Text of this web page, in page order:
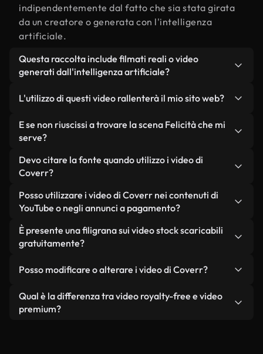
indipendentemente dal fatto che sia stata girata
da un creatore o generata con l'intelligenza
artificiale.
Questa raccolta include filmati reali o video
generati dall'intelligenza artificiale?
da filmati reali, girati da persone, relativi a
Felicità, e da video generati dall'intelligenza
artificiale. Ogni video è chiaramente etichettato,
L'utilizzo di questi video rallenterà il mio sito web?
Non se scegli le nostre versioni ottimizzate.
Offriamo formati leggeri e pronti per il web,
mantengono alta la qualità, riducono al minimo i
tempi di caricamento e migliorano parametri
come LCP.
E se non riuscissi a trovare la scena Felicità che mi
serve?
Puoi crearne uno all'istante utilizzando Coverr AI
Studio. Ti basta descrivere la scena, ad esempio
pochi secondi un video personalizzato in
conformità con i nostri standard di licenza.
Devo citare la fonte quando utilizzo i video di
Coverr?
Non è richiesto alcun riconoscimento dell'autore.
Tutti i video presenti nella nostra libreria sono
senza citare il creatore, sebbene sia sempre
gradito.
Posso utilizzare i video di Coverr nei contenuti di
YouTube o negli annunci a pagamento?
Sì. Tutti i filmati di Coverr possono essere utilizzati
in video monetizzati su YouTube, promozioni sui
condizione che non si rivendano o ridistribuiscano
È presente una filigrana sui video stock scaricabili
gratuitamente?
reali o generati dall'intelligenza artificiale, include
filigrane. Avrai a disposizione filmati puliti e pronti
all'uso.
Posso modificare o alterare i video di Coverr?
Sì. Siete liberi di tagliare, ritagliare o remixare i
nostri video. Assicuratevi solo che il prodotto
Qual è la differenza tra video royalty-free e video
premium?